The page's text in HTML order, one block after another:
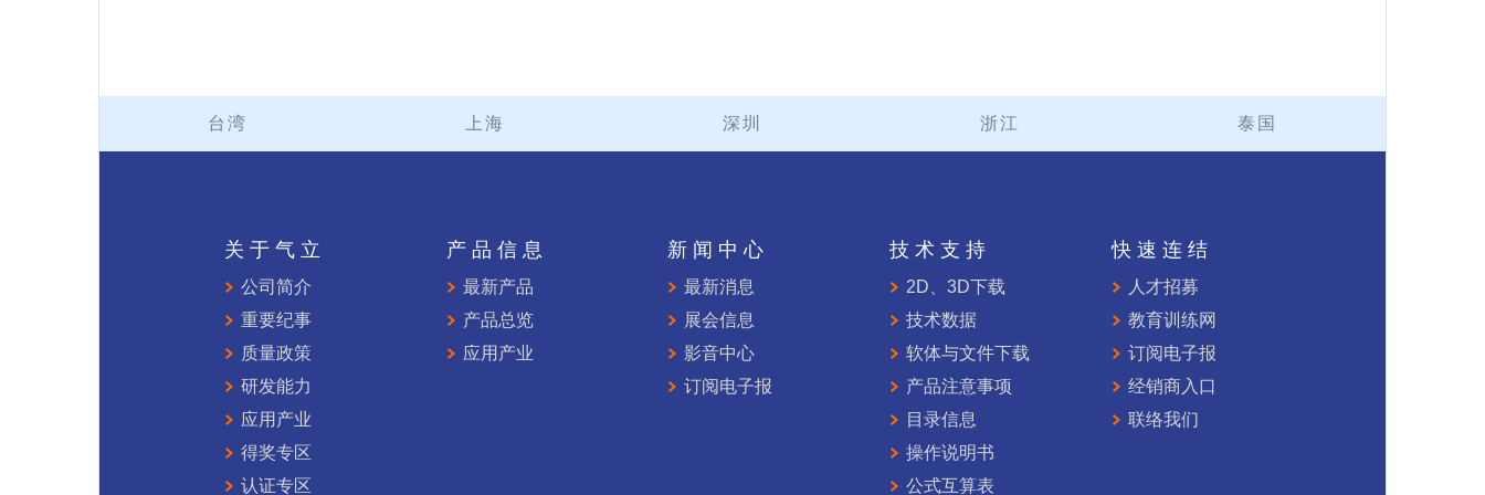
台湾 上海 深圳 浙江 泰国
关于气立
公司简介
重要纪事
质量政策
研发能力
应用产业
得奖专区
认证专区
产品信息
最新产品
产品总览
应用产业
新闻中心
最新消息
展会信息
影音中心
订阅电子报
技术支持
2D、3D下载
技术数据
软体与文件下载
产品注意事项
目录信息
操作说明书
公式互算表
快速连结
人才招募
教育训练网
订阅电子报
经销商入口
联络我们